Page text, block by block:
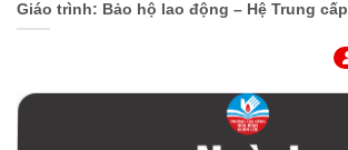
Giáo trình: Bảo hộ lao động – Hệ Trung cấp